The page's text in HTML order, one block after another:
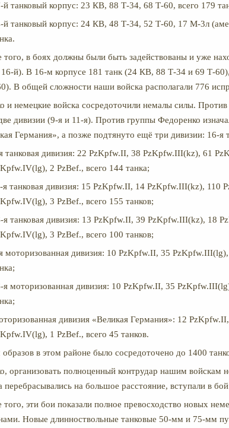
й танковый корпус: 23 КВ, 88 Т-34, 68 Т-60, всего 179
й танковый корпус: 24 КВ, 48 Т-34, 52 Т-60, 17 М-3л
в боях должны были быть задействованы и уже
й). В 16-м корпусе 181 танк (24 КВ, 88 Т-34 и 69 Т-
В общей сложности наши войска располагали 776
и немецкие войска сосредоточили немалы силы.
дивизии (9-я и 11-я). Против группы Федоренко
Германия», а позже подтянуто ещё три дивизии: 16-я
танковая дивизия: 22 PzKpfw.II, 38 PzKpfw.III(kz), 61
2 PzBef., всего 144 танка;
я танковая дивизия: 15 PzKpfw.II, 14 PzKpfw.III(kz),
3 PzBef., всего 155 танков;
я танковая дивизия: 13 PzKpfw.II, 39 PzKpfw.III(kz), 18
3 PzBef., всего 100 танков;
моторизованная дивизия: 10 PzKpfw.II, 35
я моторизованная дивизия: 10 PzKpfw.II, 35
дивизия «Великая Германия»: 12
1 PzBef., всего 45 танков.
в этом районе было сосредоточено до 1400
организовать полноценный контрудар нашим войскам
перебрасывались на большое расстояние, вступали в
эти бои показали полное превосходство новых
Новые длинноствольные танковые 50-мм и 75-мм